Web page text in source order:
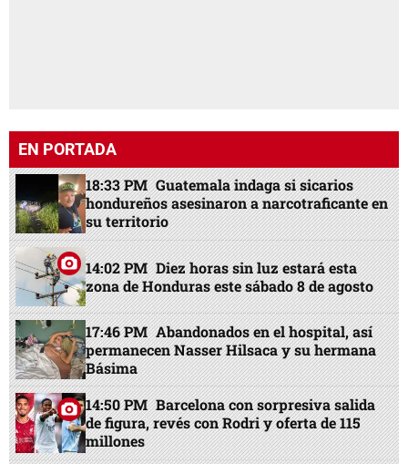
EN PORTADA
18:33 PM Guatemala indaga si sicarios
hondureños asesinaron a narcotraficante en
su territorio
14:02 PM Diez horas sin luz estará esta
zona de Honduras este sábado 8 de agosto
17:46 PM Abandonados en el hospital, así
permanecen Nasser Hilsaca y su hermana
Básima
14:50 PM Barcelona con sorpresiva salida
de figura, revés con Rodri y oferta de 115
millones